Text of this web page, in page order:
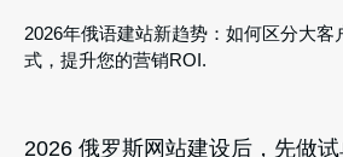
2026年俄语建站新趋势：如何区分大客
式，提升您的营销ROI.
2026 俄罗斯网站建设后，先做